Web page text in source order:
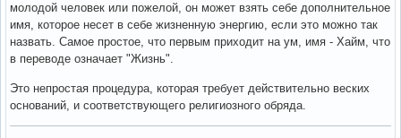
молодой человек или пожелой, он может взять себе дополнительное
имя, которое несет в себе жизненную энергию, если это можно так
назвать. Самое простое, что первым приходит на ум, имя - Хайм, что
в переводе означает "Жизнь".
Это непростая процедура, которая требует действительно веских
оснований, и соответствующего религиозного обряда.